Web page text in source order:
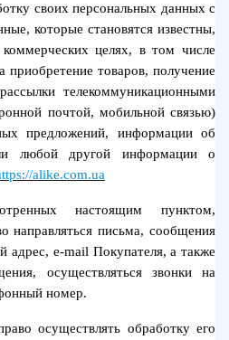
своих персональных данных с
которые становятся известны,
коммерческих целях, в том числе
приобретение товаров, получение
телекоммуникационными
почтой, мобильной связью)
предложений, информации об
любой другой информации о
alike.com.ua
настоящим пунктом,
направляться письма, сообщения
адрес, e-mail Покупателя, а также
осуществляться звонки на
номер.
осуществлять обработку его